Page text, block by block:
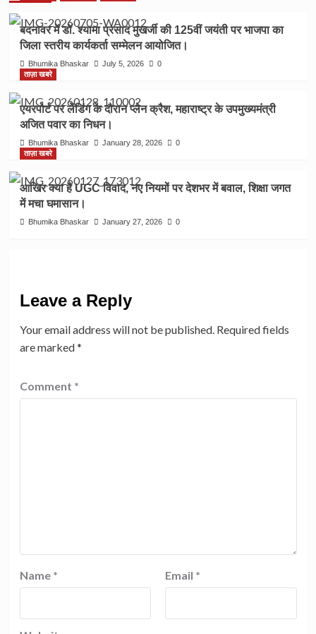
बदनावर में डॉ. श्यामा प्रसाद मुखर्जी की 125वीं जयंती पर भाजपा का
जिला स्तरीय कार्यकर्ता सम्मेलन आयोजित।
Bhumika Bhaskar July 5, 2026
0
ताज़ा खबरे
एयरपोर्ट पर लेंडिंग के दौरान प्लेन क्रैश, महाराष्ट्र के उपमुख्यमंत्री
अजित पवार का निधन।
Bhumika Bhaskar January 28, 2026
0
ताज़ा खबरे
आखिर क्या है UGC विवाद, नए नियमों पर देशभर में बवाल, शिक्षा जगत
में मचा घमासान।
Bhumika Bhaskar January 27, 2026 0
Leave a Reply
Your email address will not be published. Required fields
are marked*
Comment *
Name * Email *